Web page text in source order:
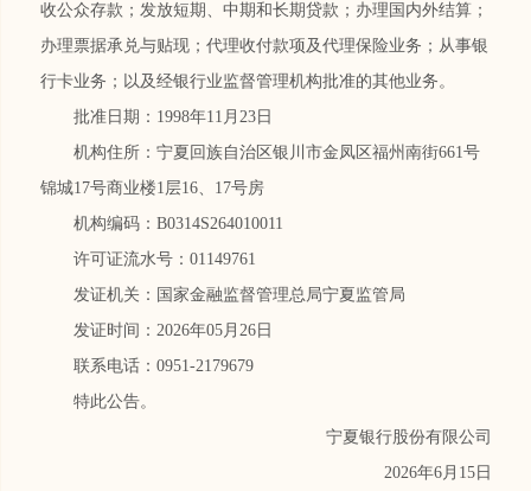
收公众存款；发放短期、中期和长期贷款；办理国内外结算；
办理票据承兑与贴现；代理收付款项及代理保险业务；从事银
行卡业务；以及经银行业监督管理机构批准的其他业务。
批准日期： 1998年11月23日
机构住所：宁夏回族自治区银川市金凤区福州南街661号
锦城17号商业楼1层16、17号房
机构编码：B0314S264010011
许可证流水号：01149761
发证机关：国家金融监督管理总局宁夏监管局
发证时间：2026年05月26日
联系电话：0951-2179679
特此公告。
宁夏银行股份有限公司
2026年6月15日